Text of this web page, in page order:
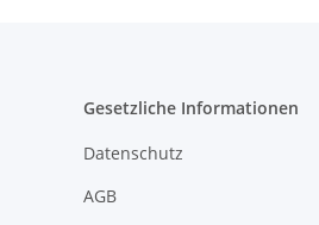
Gesetzliche Informationen
Datenschutz
AGB